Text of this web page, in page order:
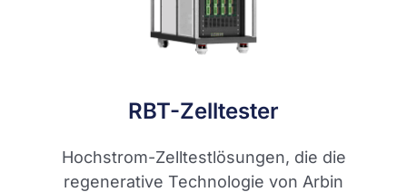
RBT-Zelltester
Hochstrom-Zelltestlösungen, die die
regenerative Technologie von Arbin